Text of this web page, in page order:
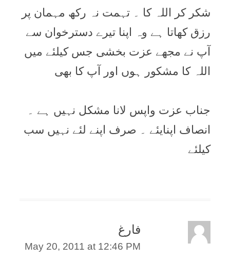
شکر کر اللہ کا ۔ تہمت نہ رکھ مہمان پر
رزق کھاتا ہے وہ اپنا تيرے دسترخوان سے
آپ نے مجھے عزت بخشی جس کيلئے ميں
اللہ کا مشکور ہوں اور آپ کا بھی
جناب عزت واپس لانا مشکل نہيں ہے ۔
انصاف اپنايئے ۔ صرف اپنے لئے نہيں سب
کيلئے
فارغ
May 20, 2011 at 12:46 PM